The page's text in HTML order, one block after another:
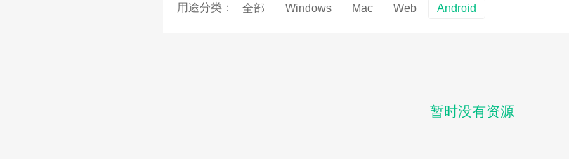
用途分类： 全部 Windows Mac Web Android
暂时没有资源